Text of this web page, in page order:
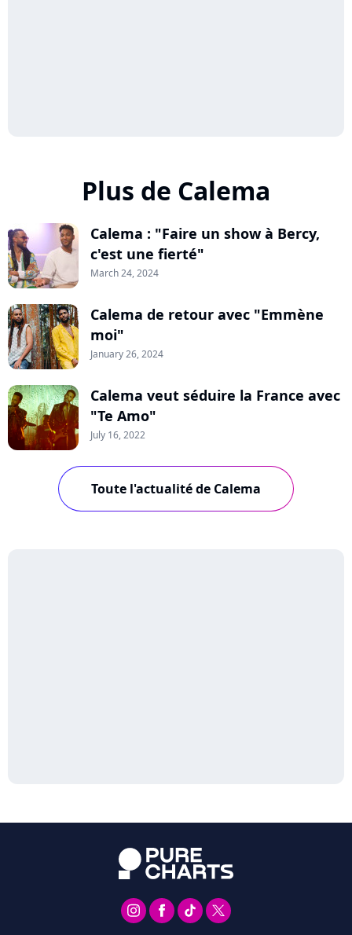
Plus de Calema
Calema : "Faire un show à Bercy,
c'est une fierté"
March 24, 2024
Calema de retour avec "Emmène
moi"
January 26, 2024
Calema veut séduire la France avec
"Te Amo"
July 16, 2022
Toute l'actualité de Calema